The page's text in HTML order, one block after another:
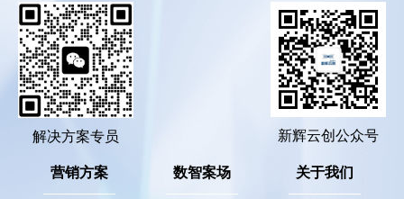
解决方案专员
新辉云创公众号
营销方案
数智案场 关于我们